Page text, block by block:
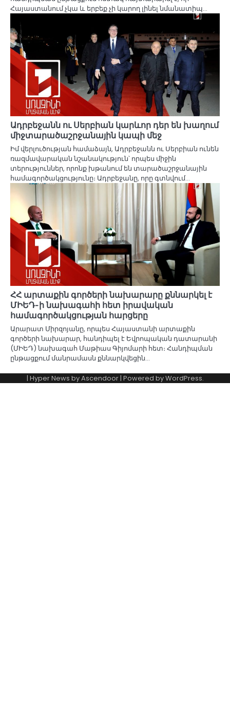
Հայաստանում չկա և երբեք չի կարող լինել նմանատիպ…
Ադրբեջանն ու Սերբիան կարևոր դեր են խաղում
միջտարածաշրջանային կապի մեջ
Իմ վերլուծության համաձայն, Ադրբեջանն ու Սերբիան ունեն
ռազմավարական նշանակություն՝ որպես միջին
տերություններ, որոնք խթանում են տարածաշրջանային
համագործակցությունը։ Ադրբեջանը, որը գտնվում…
ՀՀ արտաքին գործերի նախարարը քննարկել է
ՄԻԵԴ-ի նախագահի հետ իրավական
համագործակցության հարցերը
Արարատ Միրզոյանը, որպես Հայաստանի արտաքին
գործերի նախարար, հանդիպել է Եվրոպական դատարանի
(ՄԻԵԴ) նախագահ Մաթիաս Գիյոմարի հետ։ Հանդիպման
ընթացքում մանրամասն քննարկվեցին…
| Hyper News byAscendoor| Powered byWordPress.